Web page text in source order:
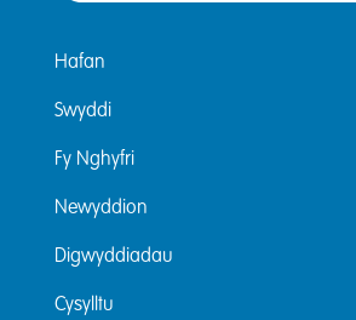
Hafan
Swyddi
Fy Nghyfri
Newyddion
Digwyddiadau
Cysylltu